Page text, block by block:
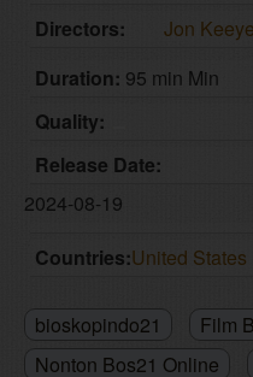
Directors:
Jon
Duration: 95 min Min
Quality:
Release Date:
2024-08-19
Countries:United States
bioskopindo21
Film
Nonton Bos21 Online